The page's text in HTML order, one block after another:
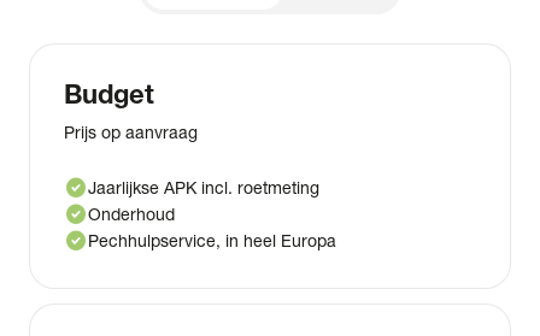
Budget
Prijs op aanvraag
check_circleJaarlijkse APK incl. roetmeting
check_circleOnderhoud
check_circlePechhulpservice, in heel Europa